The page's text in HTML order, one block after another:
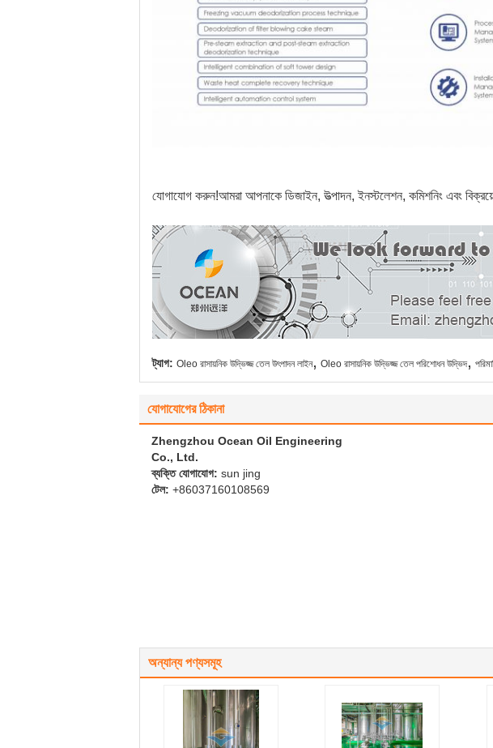
যোগাযোগ করুন!আমরা আপনাকে ডিজাইন, উত্পাদন, ইনস্টলেশন, কমিশনিং এবং
ট্যাগ: Oleo রাসায়নিক উদ্ভিজ্জ তেল উৎপাদন লাইন, Oleo রাসায়নিক উদ্ভিজ্জ তেল পরিশোধন উদ্ভিদ,
যোগাযোগের ঠিকানা
Zhengzhou Ocean Oil Engineering
Co., Ltd.
ব্যক্তি যোগাযোগ: sun jing
টেল: +86037160108569
অন্যান্য পণ্যসমূহ